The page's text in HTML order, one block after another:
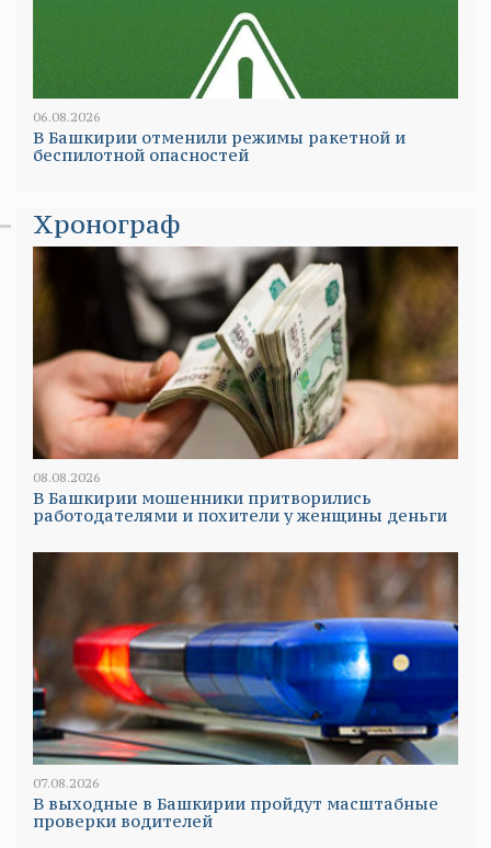
06.08.2026
В Башкирии отменили режимы ракетной и
беспилотной опасностей
Хронограф
08.08.2026
В Башкирии мошенники притворились
работодателями и похители у женщины деньги
07.08.2026
В выходные в Башкирии пройдут масштабные
проверки водителей